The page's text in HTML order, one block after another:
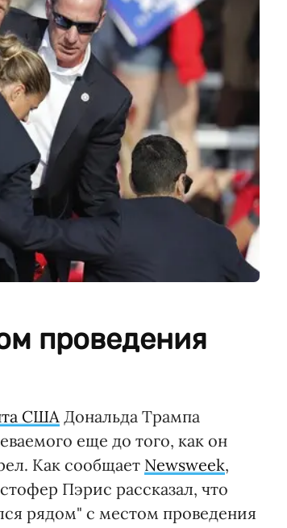
проведения
США Дональда Трампа
еще до того, как он
Как сообщает Newsweek,
Пэрис рассказал, что
рядом" с местом проведения